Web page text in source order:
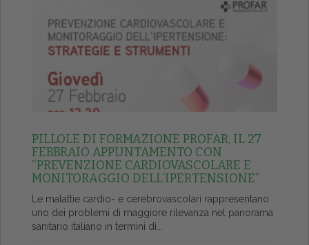
PILLOLE DI FORMAZIONE PROFAR, IL 27
FEBBRAIO APPUNTAMENTO CON
“PREVENZIONE CARDIOVASCOLARE E
MONITORAGGIO DELL’IPERTENSIONE”
Le malattie cardio- e cerebrovascolari rappresentano
uno dei problemi di maggiore rilevanza nel panorama
sanitario italiano in termini di...